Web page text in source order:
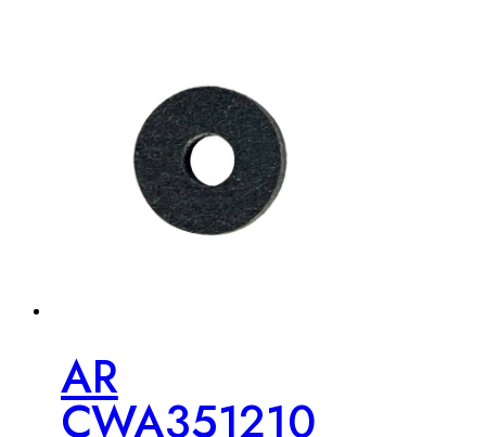
AR
CWA351210